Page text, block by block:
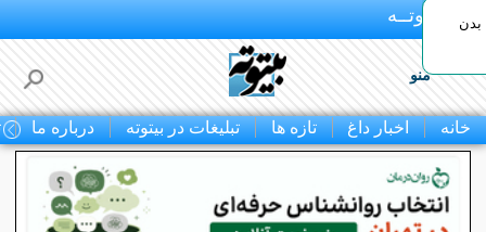
بـیتوتــه
منو
خانه اخبار داغ تازه ها تبلیغات در بیتوته درباره ما